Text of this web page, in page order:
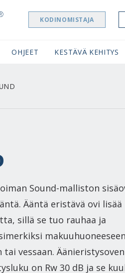
KODINOMISTAJA
OHJEET KESTÄVÄ KEHITYS
Sound-malliston
Ääntä eristävä ovi lisää
sillä se tuo rauhaa ja
vessaan. Äänieristysoven
on Rw 30 dB ja se